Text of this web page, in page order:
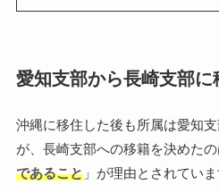
愛知支部から長崎支部に
沖縄に移住した後も所属は愛知
が、長崎支部への移籍を決めた
であること」が理由とされていま